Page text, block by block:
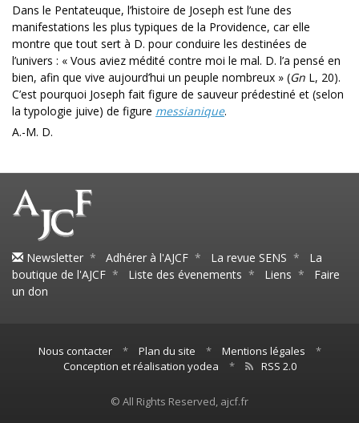
Dans le Pentateuque, l’histoire de Joseph est l’une des
manifestations les plus typiques de la Providence, car elle
montre que tout sert à D. pour conduire les destinées de
l’univers : « Vous aviez médité contre moi le mal. D. l’a pensé en
bien, afin que vive aujourd’hui un peuple nom­breux » (Gn L, 20).
C’est pourquoi Joseph fait figure de sauveur prédes­tiné et (selon
la typologie juive) de figure messianique.
A.-M. D.
Newsletter * Adhérer à l'AJCF * La revue SENS * La
boutique de l'AJCF * Liste des évenements * Liens * Faire
un don
Nous contacter * Plan du site * Mentions légales
*
Conception et réalisation yodea
* RSS 2.0
© All Rights Reserved, ajcf.fr